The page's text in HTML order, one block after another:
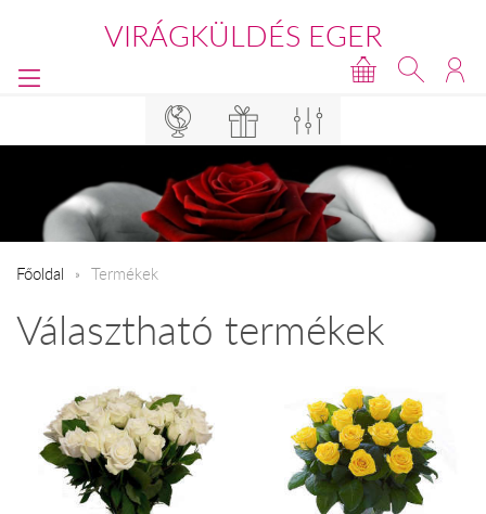
VIRÁGKÜLDÉS EGER
Főoldal Termékek
Választható termékek